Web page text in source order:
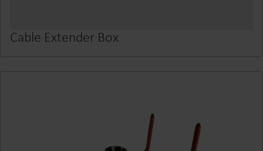
Cable Extender Box